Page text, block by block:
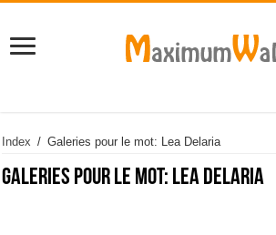
Index / Galeries pour le mot: Lea Delaria
Galeries pour le mot: Lea Delaria